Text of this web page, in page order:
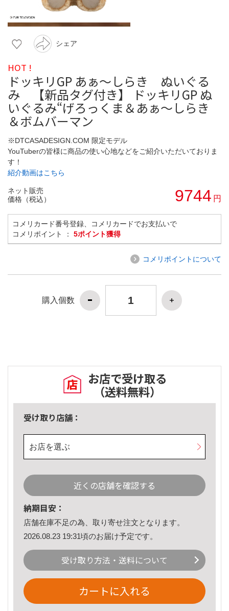
シェア
HOT !
ドッキリGP あぁ〜しらき ぬいぐる
み 【新品タグ付き】 ドッキリGP ぬ
いぐるみ“げろっくま＆あぁ～しらき
＆ボムバーマン
※DTCASADESIGN.COM 限定モデル
YouTuberの皆様に商品の使い心地などをご紹介いただいておりま
す！
紹介動画はこちら
ネット販売
価格（税込）
9744 円
コメリカード番号登録、コメリカードでお支払いで
コメリポイント ： 5ポイント獲得
コメリポイントについて
購入個数
お店で受け取る
（送料無料）
受け取り店舗：
お店を選ぶ
近くの店舗を確認する
納期目安：
店舗在庫不足の為、取り寄せ注文となります。
2026.08.23 19:31頃のお届け予定です。
受け取り方法・送料について
カートに入れる